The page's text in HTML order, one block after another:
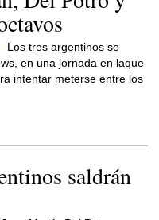
Los tres argentinos se
en una jornada en laque
intentar meterse entre los
saldrán